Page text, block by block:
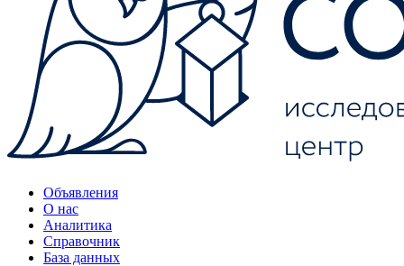
Объявления
О нас
Аналитика
Справочник
База данных